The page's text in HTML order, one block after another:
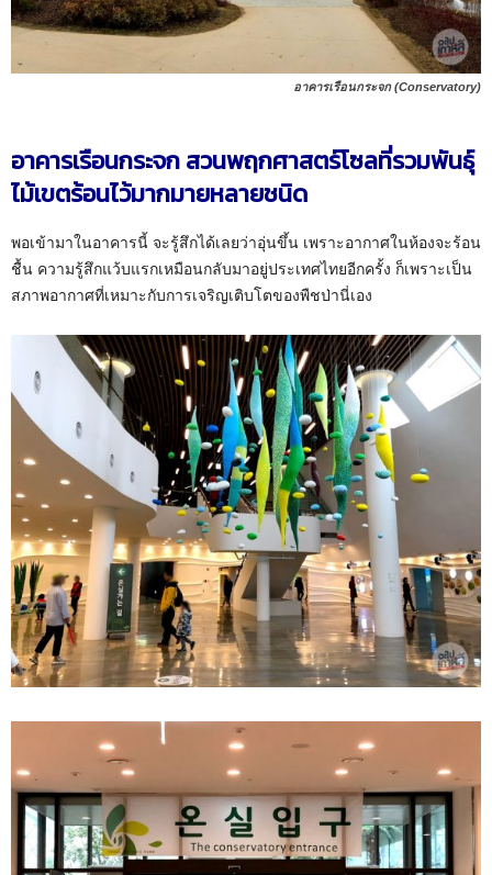
อาคารเรือนกระจก (Conservatory)
อาคารเรือนกระจก สวนพฤกศาสตร์โซลที่รวมพันธุ์
ไม้เขตร้อนไว้มากมายหลายชนิด
พอเข้ามาในอาคารนี้ จะรู้สึกได้เลยว่าอุ่นขึ้น เพราะอากาศในห้องจะร้อน
ชื้น ความรู้สึกแว้บแรกเหมือนกลับมาอยู่ประเทศไทยอีกครั้ง ก็เพราะเป็น
สภาพอากาศที่เหมาะกับการเจริญเติบโตของพืชป่านี่เอง